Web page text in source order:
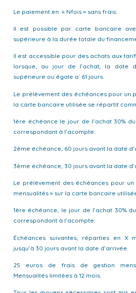
Le paiement en « Nfois » sans frais:
Il est possible par carte bancaire
supérieure à la durée totale du
Il est accessible pour des achats aux
lorsque, au jour de l’achat, la date
supérieure ou égale a` 61 jours.
Le prélèvement des échéances pour un
la carte bancaire utilisée se répartit
1ère échéance le jour de l’achat 30%
correspondant à l’acompte.
2ème échéance, 60 jours avant la date
3ème échéance, 30 jours avant la date
Le prélèvement des échéances pour
mensualités » sur la carte bancaire
1ère échéance, le jour de l’achat 30%
correspondant à l’acompte.
Échéances suivantes, réparties en X
jusqu’à 30 jours avant la date d’arrivée.
25 euros de frais de gestion
Mensualités limitées à 12 mois.